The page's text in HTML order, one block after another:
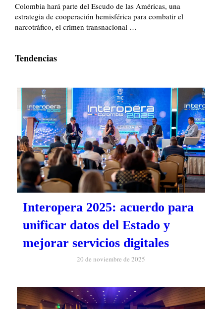
Colombia hará parte del Escudo de las Américas, una
estrategia de cooperación hemisférica para combatir el
narcotráfico, el crimen transnacional …
Tendencias
Interopera 2025: acuerdo para
unificar datos del Estado y
mejorar servicios digitales
20 de noviembre de 2025